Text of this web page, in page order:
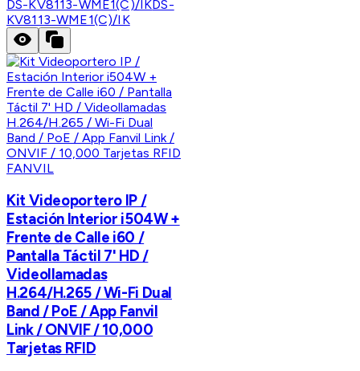
DS-KV8113-WME1(C)/IKDS-
KV8113-WME1(C)/IK
FANVIL
Kit Videoportero IP /
Estación Interior i504W +
Frente de Calle i60 /
Pantalla Táctil 7' HD /
Videollamadas
H.264/H.265 / Wi-Fi Dual
Band / PoE / App Fanvil
Link / ONVIF / 10,000
Tarjetas RFID